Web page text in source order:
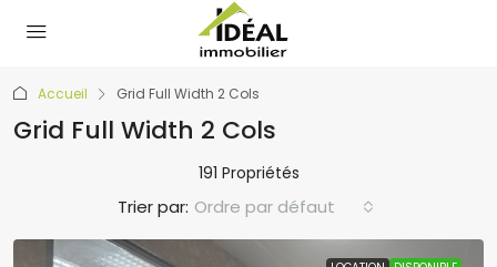
Accueil Grid Full Width 2 Cols
Grid Full Width 2 Cols
191 Propriétés
Trier par: Ordre par défaut